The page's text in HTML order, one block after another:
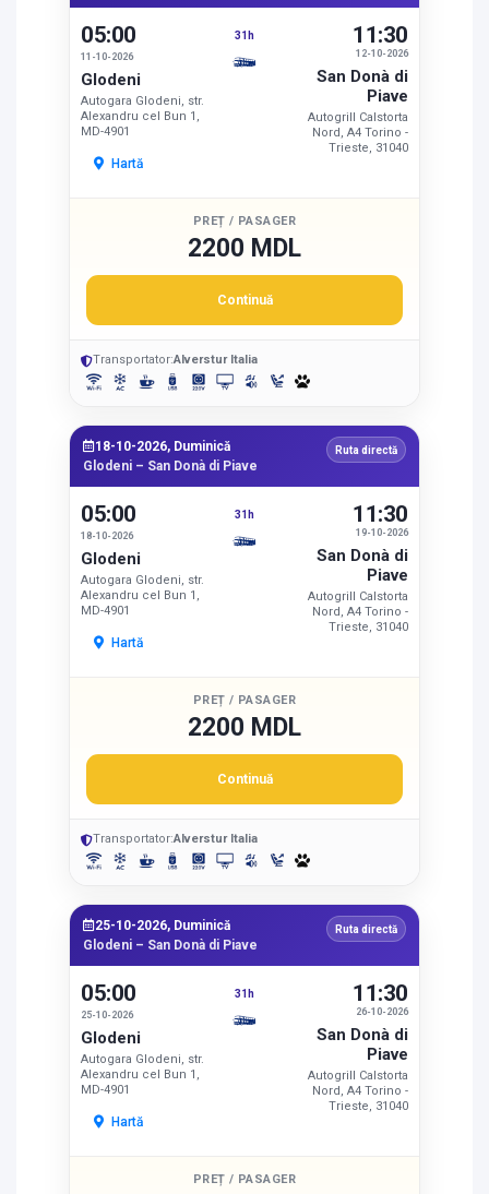
05:00
11-10-2026
Glodeni
Autogara Glodeni, str.
Alexandru cel Bun 1,
MD-4901
Hartă
31h
12-10-2026
11:30
San Donà di
Piave
Autogrill Calstorta
Nord, A4 Torino -
Trieste, 31040
PREȚ / PASAGER
2200 MDL
Continuă
Transportator:Alverstur Italia
18-10-2026, Duminică
Glodeni – San Donà di Piave
Ruta directă
05:00
18-10-2026
Glodeni
Autogara Glodeni, str.
Alexandru cel Bun 1,
MD-4901
Hartă
31h
19-10-2026
11:30
San Donà di
Piave
Autogrill Calstorta
Nord, A4 Torino -
Trieste, 31040
PREȚ / PASAGER
2200 MDL
Continuă
Transportator:Alverstur Italia
25-10-2026, Duminică
Glodeni – San Donà di Piave
Ruta directă
05:00
25-10-2026
Glodeni
Autogara Glodeni, str.
Alexandru cel Bun 1,
MD-4901
Hartă
31h
26-10-2026
11:30
San Donà di
Piave
Autogrill Calstorta
Nord, A4 Torino -
Trieste, 31040
PREȚ / PASAGER